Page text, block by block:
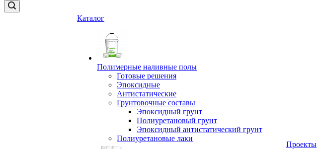
Каталог
Полимерные наливные полы
Готовые решения
Эпоксидные
Антистатические
Грунтовочные составы
Эпоксидный грунт
Полиуретановый грунт
Эпоксидный антистатический грунт
Полиуретановые лаки
Проекты